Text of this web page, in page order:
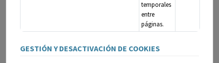
temporales
entre
páginas.
GESTIÓN Y DESACTIVACIÓN DE COOKIES